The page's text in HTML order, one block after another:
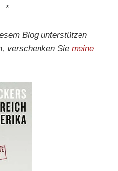
*
Blog unterstützen
verschenken Sie meine